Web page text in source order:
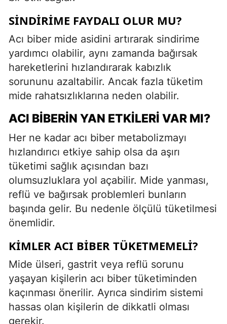
SINDIRIME FAYDALI OLUR MU?
Acı biber mide asidini artırarak sindirime
yardımcı olabilir, aynı zamanda bağırsak
hareketlerini hızlandırarak kabızlık
sorununu azaltabilir. Ancak fazla tüketim
mide rahatsızlıklarına neden olabilir.
ACI BIBERIN YAN ETKILERI VAR MI?
Her ne kadar acı biber metabolizmayı
hızlandırıcı etkiye sahip olsa da aşırı
tüketimi sağlık açısından bazı
olumsuzluklara yol açabilir. Mide yanması,
reflü ve bağırsak problemleri bunların
başında gelir. Bu nedenle ölçülü tüketilmesi
önemlidir.
KIMLER ACI BIBER TÜKETMEMELI?
Mide ülseri, gastrit veya reflü sorunu
yaşayan kişilerin acı biber tüketiminden
kaçınması önerilir. Ayrıca sindirim sistemi
hassas olan kişilerin de dikkatli olması
gerekir.